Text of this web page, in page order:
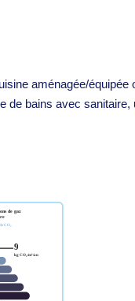
aménagée/équipée
de bains avec sanitaire,